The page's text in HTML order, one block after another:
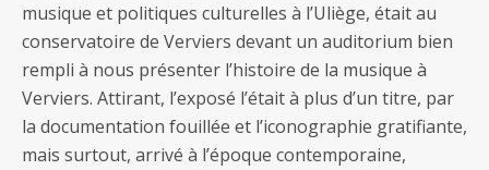
musique et politiques culturelles à l’Uliège, était au
conservatoire de Verviers devant un auditorium bien
rempli à nous présenter l’histoire de la musique à
Verviers. Attirant, l’exposé l’était à plus d’un titre, par
la documentation fouillée et l’iconographie gratifiante,
mais surtout, arrivé à l’époque contemporaine,